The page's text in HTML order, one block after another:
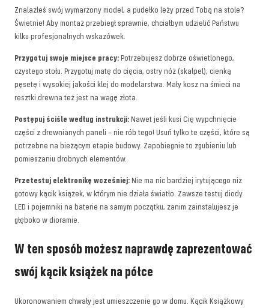
Znalazłeś swój wymarzony model, a pudełko leży przed Tobą na stole?
Świetnie! Aby montaż przebiegł sprawnie, chciałbym udzielić Państwu
kilku profesjonalnych wskazówek.
Przygotuj swoje miejsce pracy: Potrzebujesz dobrze oświetlonego,
czystego stołu. Przygotuj matę do cięcia, ostry nóż (skalpel), cienką
pęsetę i wysokiej jakości klej do modelarstwa. Mały kosz na śmieci na
resztki drewna też jest na wagę złota.
Postępuj ściśle według instrukcji: Nawet jeśli kusi Cię wypchnięcie
części z drewnianych paneli – nie rób tego! Usuń tylko te części, które są
potrzebne na bieżącym etapie budowy. Zapobiegnie to zgubieniu lub
pomieszaniu drobnych elementów.
Przetestuj elektronikę wcześniej: Nie ma nic bardziej irytującego niż
gotowy kącik książek, w którym nie działa światło. Zawsze testuj diody
LED i pojemniki na baterie na samym początku, zanim zainstalujesz je
głęboko w dioramie.
W ten sposób możesz naprawdę zaprezentować
swój kącik książek na półce
Ukoronowaniem chwały jest umieszczenie go w domu. Kącik Książkowy